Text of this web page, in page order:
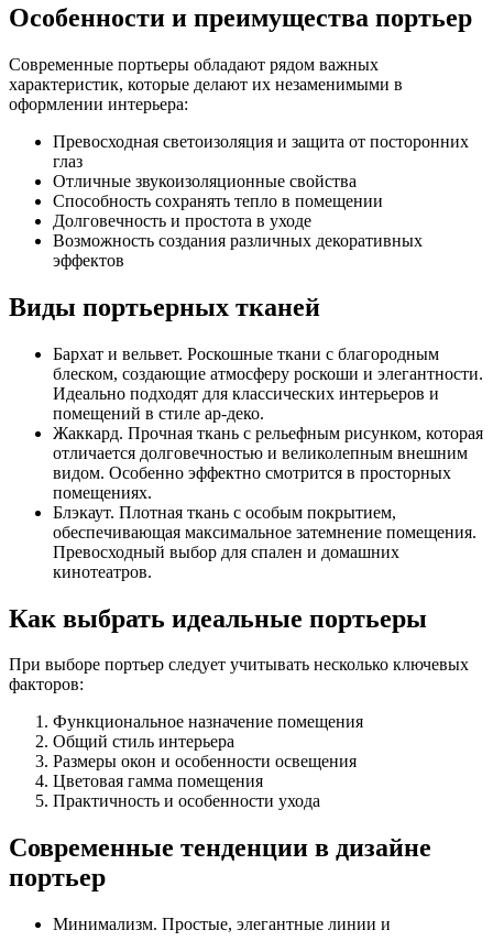
Особенности и преимущества портьер
Современные портьеры обладают рядом важных
характеристик, которые делают их незаменимыми в
оформлении интерьера:
Превосходная светоизоляция и защита от посторонних
глаз
Отличные звукоизоляционные свойства
Способность сохранять тепло в помещении
Долговечность и простота в уходе
Возможность создания различных декоративных
эффектов
Виды портьерных тканей
Бархат и вельвет. Роскошные ткани с благородным
блеском, создающие атмосферу роскоши и элегантности.
Идеально подходят для классических интерьеров и
помещений в стиле ар-деко.
Жаккард. Прочная ткань с рельефным рисунком, которая
отличается долговечностью и великолепным внешним
видом. Особенно эффектно смотрится в просторных
помещениях.
Блэкаут. Плотная ткань с особым покрытием,
обеспечивающая максимальное затемнение помещения.
Превосходный выбор для спален и домашних
кинотеатров.
Как выбрать идеальные портьеры
При выборе портьер следует учитывать несколько ключевых
факторов:
Функциональное назначение помещения
Общий стиль интерьера
Размеры окон и особенности освещения
Цветовая гамма помещения
Практичность и особенности ухода
Современные тенденции в дизайне
портьер
Минимализм. Простые, элегантные линии и